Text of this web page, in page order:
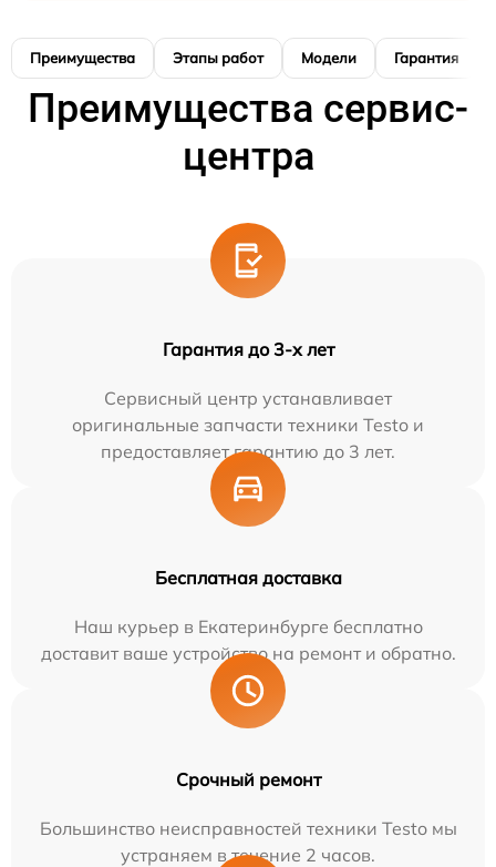
Преимущества Этапы работ Модели Гарантия
Преимущества сервис-
центра
Гарантия до 3-х лет
Сервисный центр устанавливает
оригинальные запчасти техники Testo и
предоставляет гарантию до 3 лет.
Бесплатная доставка
Наш курьер в Екатеринбурге бесплатно
доставит ваше устройство на ремонт и обратно.
Срочный ремонт
Большинство неисправностей техники Testo мы
устраняем в течение 2 часов.